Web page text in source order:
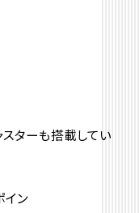
ターも搭載してい
イン